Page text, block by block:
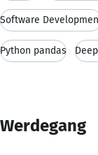
Software
Python pandas
Werdegang